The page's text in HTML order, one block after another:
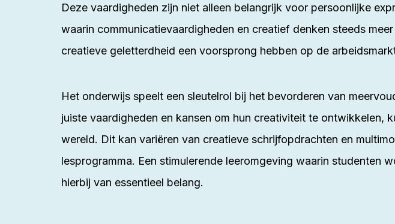
Deze vaardigheden zijn niet alleen belangrijk voor persoonlijke
waarin communicatievaardigheden en creatief denken steeds
creatieve geletterdheid een voorsprong hebben op de
Het onderwijs speelt een sleutelrol bij het bevorderen van
juiste vaardigheden en kansen om hun creativiteit te
wereld. Dit kan variëren van creatieve schrijfopdrachten en
lesprogramma. Een stimulerende leeromgeving waarin studenten
hierbij van essentieel belang.